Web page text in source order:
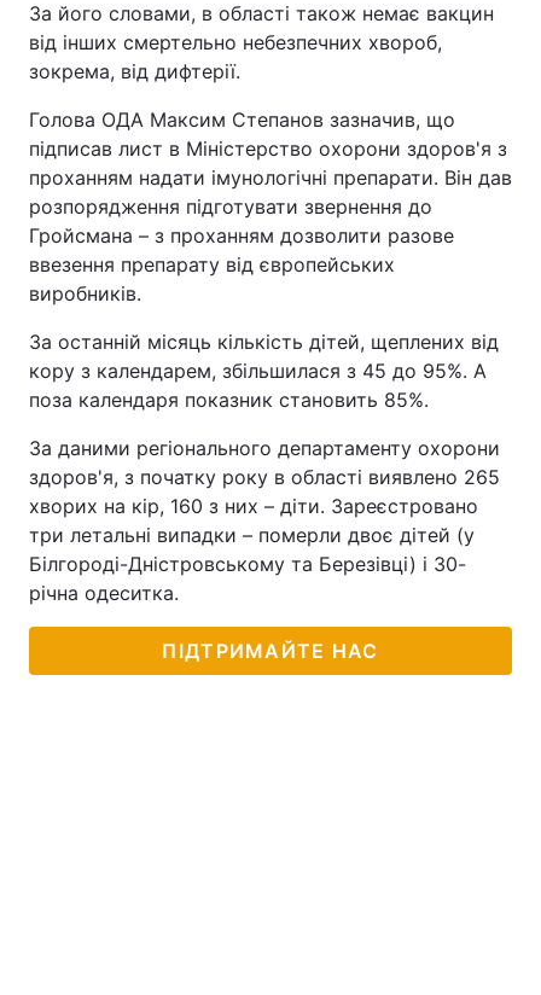
За його словами, в області також немає вакцин
від інших смертельно небезпечних хвороб,
зокрема, від дифтерії.
Голова ОДА Максим Степанов зазначив, що
підписав лист в Міністерство охорони здоров'я з
проханням надати імунологічні препарати. Він дав
розпорядження підготувати звернення до
Гройсмана – з проханням дозволити разове
ввезення препарату від європейських
виробників.
За останній місяць кількість дітей, щеплених від
кору з календарем, збільшилася з 45 до 95%. А
поза календаря показник становить 85%.
За даними регіонального департаменту охорони
здоров'я, з початку року в області виявлено 265
хворих на кір, 160 з них – діти. Зареєстровано
три летальні випадки – померли двоє дітей (у
Білгороді-Дністровському та Березівці) і 30-
річна одеситка.
ПІДТРИМАЙТЕ НАС